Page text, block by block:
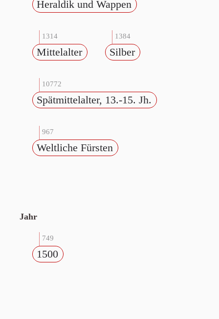
Heraldik und Wappen
1314
Mittelalter
1384
Silber
10772
Spätmittelalter, 13.-15. Jh.
967
Weltliche Fürsten
Jahr
749
1500